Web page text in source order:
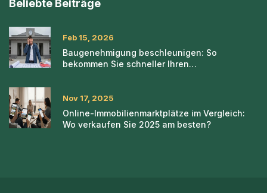
Beliebte Beiträge
Feb 15, 2026
Baugenehmigung beschleunigen: So
bekommen Sie schneller Ihren
Nov 17, 2025
Online-Immobilienmarktplätze im Vergleich:
Wo verkaufen Sie 2025 am besten?